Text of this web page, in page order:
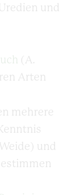
und
(A.
Arten
mehrere
und